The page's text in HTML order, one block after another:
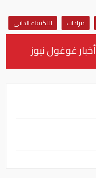
مزادات الاكتفاء الذاتي
غوغول نيوز